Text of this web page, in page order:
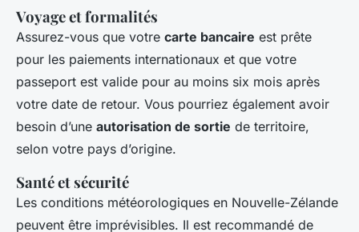
Voyage et formalités
Assurez-vous que votre carte bancaire est prête
pour les paiements internationaux et que votre
passeport est valide pour au moins six mois après
votre date de retour. Vous pourriez également avoir
besoin d’une autorisation de sortie de territoire,
selon votre pays d’origine.
Santé et sécurité
Les conditions météorologiques en Nouvelle-Zélande
peuvent être imprévisibles. Il est recommandé de